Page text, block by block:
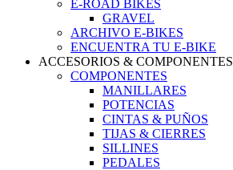
E-ROAD BIKES
GRAVEL
ARCHIVO E-BIKES
ENCUENTRA TU E-BIKE
ACCESORIOS & COMPONENTES
COMPONENTES
MANILLARES
POTENCIAS
CINTAS & PUÑOS
TIJAS & CIERRES
SILLINES
PEDALES